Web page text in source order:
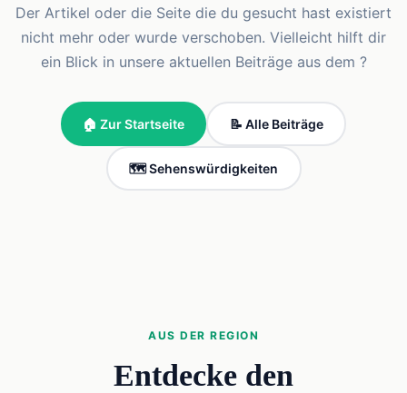
Der Artikel oder die Seite die du gesucht hast existiert
nicht mehr oder wurde verschoben. Vielleicht hilft dir
ein Blick in unsere aktuellen Beiträge aus dem ?
🏠 Zur Startseite 📝 Alle Beiträge
🗺️ Sehenswürdigkeiten
AUS DER REGION
Entdecke den